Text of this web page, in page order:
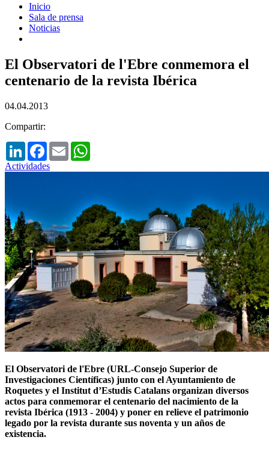
Inicio
Sala de prensa
Noticias
El Observatori de l'Ebre conmemora el
centenario de la revista Ibérica
04.04.2013
Compartir:
LinkedInFacebook
Email
Actividades
El Observatori de l'Ebre (URL-Consejo Superior de
Investigaciones Científicas) junto con el Ayuntamiento de
Roquetes y el Institut d’Estudis Catalans organizan diversos
actos para conmemorar el centenario del nacimiento de la
revista Ibérica (1913 - 2004) y poner en relieve el patrimonio
legado por la revista durante sus noventa y un años de
existencia.